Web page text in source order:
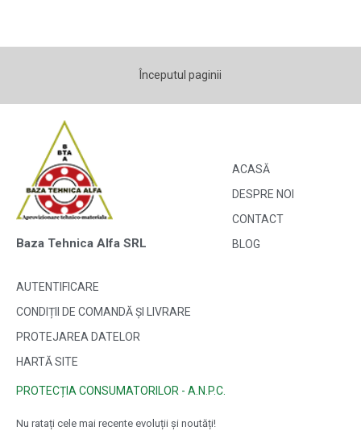
Începutul paginii
Baza Tehnica Alfa SRL
ACASĂ
DESPRE NOI
CONTACT
BLOG
AUTENTIFICARE
CONDIȚII DE COMANDĂ ȘI LIVRARE
PROTEJAREA DATELOR
HARTĂ SITE
PROTECȚIA CONSUMATORILOR - A.N.P.C.
Nu ratați cele mai recente evoluții și noutăți!